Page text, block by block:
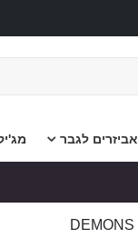
אביזרים לגבר